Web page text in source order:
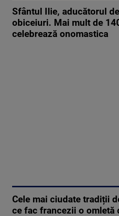
Sfântul Ilie, aducătorul
obiceiuri. Mai mult de
celebrează onomastica
Cele mai ciudate tradiții
ce fac francezii o omletă